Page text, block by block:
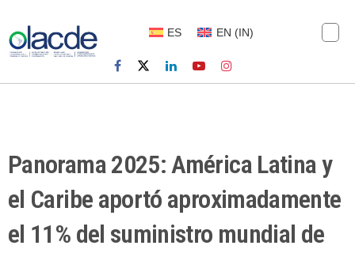
ES EN (IN)
Panorama 2025: América Latina y
el Caribe aportó aproximadamente
el 11% del suministro mundial de